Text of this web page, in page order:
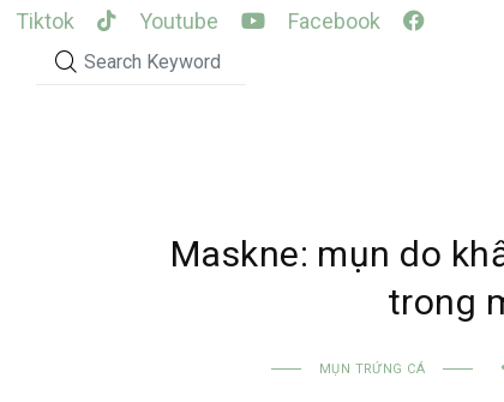
Tiktok Youtube Facebook
Maskne: mụn do
trong
MỤN TRỨNG CÁ